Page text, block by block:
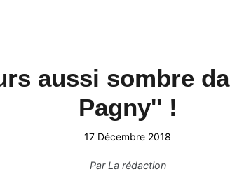
aussi sombre
Pagny'' !
17 Décembre 2018
ParLa rédaction